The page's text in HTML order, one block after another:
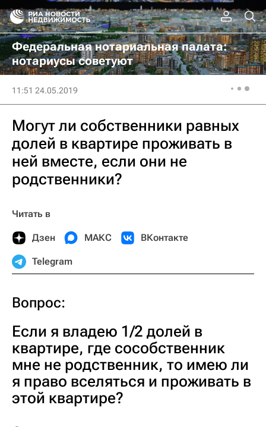
Федеральная нотариальная палата:
нотариусы советуют
11:51 24.05.2019
Могут ли собственники равных
долей в квартире проживать в
ней вместе, если они не
родственники?
Читать в
Дзен МАКС ВКонтакте
Telegram
Вопрос:
Если я владею 1/2 долей в
квартире, где сособственник
мне не родственник, то имею ли
я право вселяться и проживать в
этой квартире?